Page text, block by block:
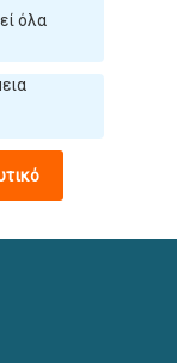
όλα